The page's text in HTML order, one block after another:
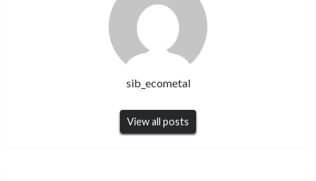
sib_ecometal
View all posts